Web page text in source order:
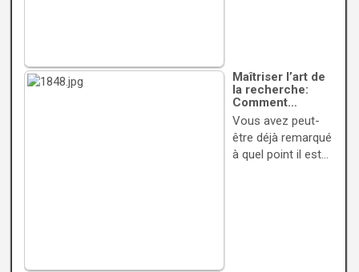
Maîtriser l’art de
la recherche:
Comment…
Vous avez peut-
être déjà remarqué
à quel point il est…